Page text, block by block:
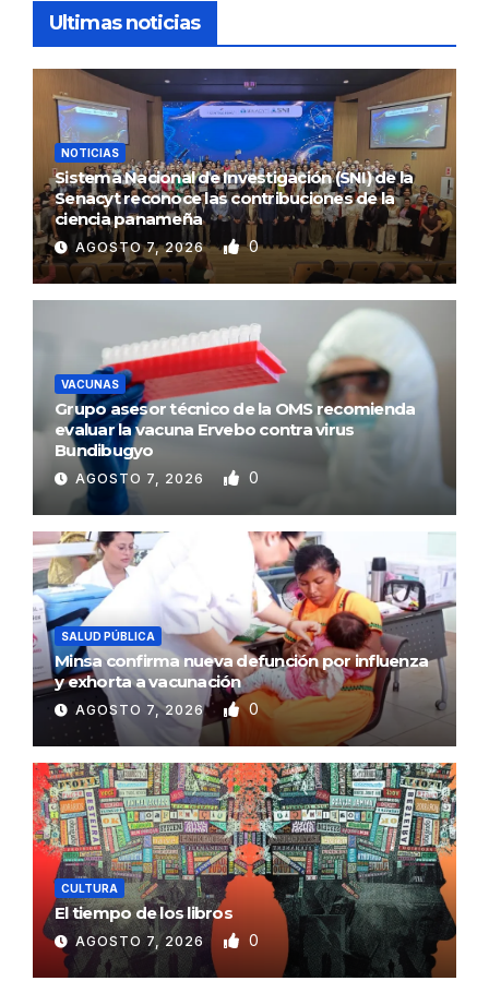
Ultimas noticias
NOTICIAS
Sistema Nacional de Investigación (SNI) de la
Senacyt reconoce las contribuciones de la
ciencia panameña
AGOSTO 7, 2026 0
VACUNAS
Grupo asesor técnico de la OMS recomienda
evaluar la vacuna Ervebo contra virus
Bundibugyo
AGOSTO 7, 2026 0
SALUD PÚBLICA
Minsa confirma nueva defunción por influenza
y exhorta a vacunación
AGOSTO 7, 2026 0
CULTURA
El tiempo de los libros
AGOSTO 7, 2026 0